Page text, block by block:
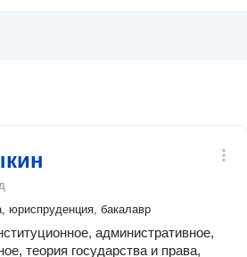
юриспруденция, бакалавр
административное,
теория государства и права,